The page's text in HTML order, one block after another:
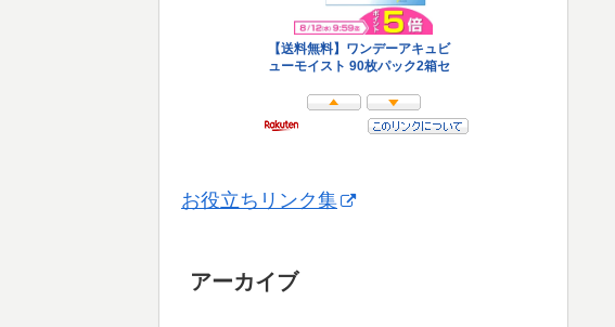
お役立ちリンク集
アーカイブ